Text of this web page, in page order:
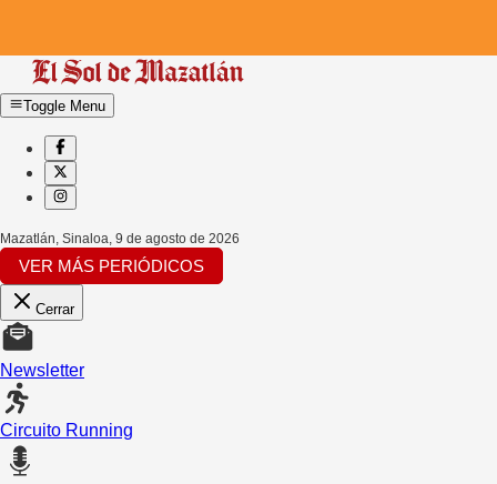
Toggle Menu
Mazatlán, Sinaloa, 9 de agosto de 2026
VER MÁS PERIÓDICOS
Cerrar
Newsletter
Circuito Running